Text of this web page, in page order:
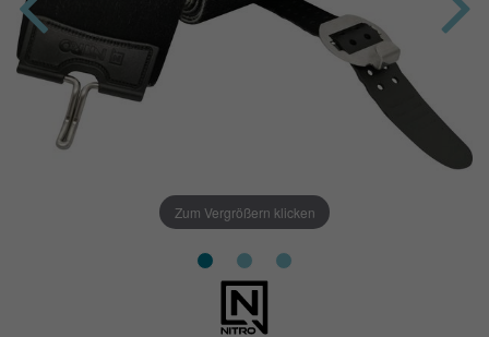
Zum Vergrößern klicken